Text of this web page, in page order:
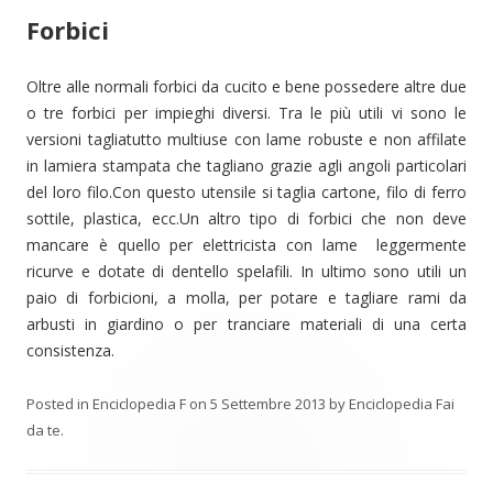
Forbici
Oltre alle normali forbici da cucito e bene possedere altre due
o tre forbici per impieghi diversi. Tra le più utili vi sono le
versioni tagliatutto multiuse con lame robuste e non affilate
in lamiera stampata che tagliano grazie agli angoli particolari
del loro filo.Con questo utensile si taglia cartone, filo di ferro
sottile, plastica, ecc.Un altro tipo di forbici che non deve
mancare è quello per elettricista con lame leggermente
ricurve e dotate di dentello spelafili. In ultimo sono utili un
paio di forbicioni, a molla, per potare e tagliare rami da
arbusti in giardino o per tranciare materiali di una certa
consistenza.
Posted in Enciclopedia F on 5 Settembre 2013 byEnciclopedia Fai
da te.